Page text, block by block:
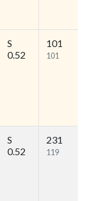
S
0.52
101
101
S
0.52
231
119